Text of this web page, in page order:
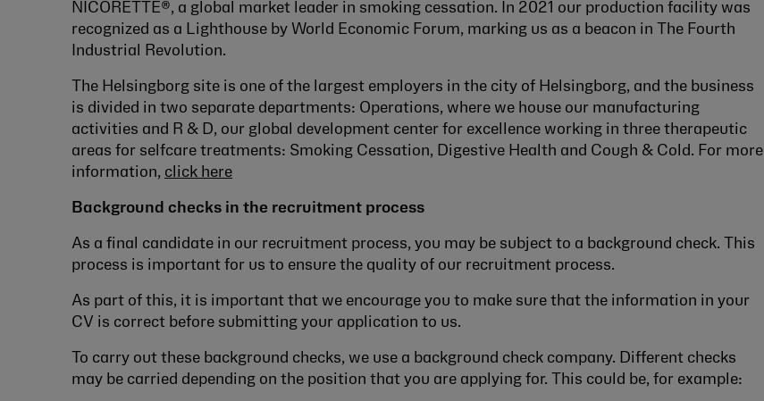
NICORETTE®, a global market leader in smoking cessation. In 2021 our production facility was
recognized as a Lighthouse by World Economic Forum, marking us as a beacon in The Fourth
Industrial Revolution.
The Helsingborg site is one of the largest employers in the city of Helsingborg, and the business
is divided in two separate departments: Operations, where we house our manufacturing
activities and R & D, our global development center for excellence working in three therapeutic
areas for selfcare treatments: Smoking Cessation, Digestive Health and Cough & Cold. For more
information, click here
Background checks in the recruitment process
As a final candidate in our recruitment process, you may be subject to a background check. This
process is important for us to ensure the quality of our recruitment process.
As part of this, it is important that we encourage you to make sure that the information in your
CV is correct before submitting your application to us.
To carry out these background checks, we use a background check company. Different checks
may be carried depending on the position that you are applying for. This could be, for example: